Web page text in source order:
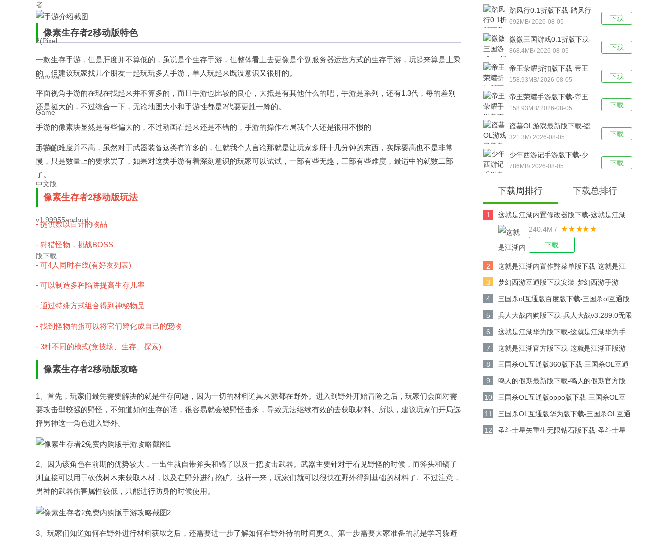
像素生存者2移动版特色
一款生存手游，但是肝度并不算低的，虽说是个生存手游，但整体看上去更像是个副 服务器运营方式的生存手游，玩起来算是上乘
的，但建议玩家找几个朋友一起玩玩多人手游，单人玩起来既没意识又很肝的。
平面视角手游的在现在找起来并不算多的，而且手游也比较的良心，大抵是有其他什么的吧，手游是系列，还有1.3代，每的差别
还是挺大的，不过综合一下，无论地图大小和手游性都是2代要更胜一筹的。
手游的像素块显然是有些偏大的，不过动画看起来还是不错的，手游的操作布局我个人还是很用不惯的
手游的难度并不高，虽然对于武器装备这类有许多的，但就我个人言论那就是让玩家多肝十几分钟的东西，实际要高也不是非常
慢，只是数量上的要求罢了，如果对这类手游有着深刻意识的玩家可以试试，一部有些无趣，三部有些难度，最适中的就数二部
了。
像素生存者2移动版玩法
- 提供数以百计的物品
- 狩猎怪物，挑战BOSS
- 可4人同时在线(有好友列表)
- 可以制造多种陷阱提高生存几率
- 通过特殊方式组合得到神秘物品
- 找到怪物的蛋可以将它们孵化成自己的宠物
- 3种不同的模式(竞技场、生存、探索)
像素生存者2移动版攻略
1、首先，玩家们最先需要解决的就是生存问题，因为一切的材料道具来源都在野外。进入到野外开始冒险之后，玩家们会面对需
要攻击型较强的野怪，不知道如何生存的话，很容易就会被野怪击杀，导致无法继续有效的去获取材料。所以，建议玩家们开局选
择男神这一角色进入野外。
2、因为该角色在前期的优势较大，一出生就自带斧头和镐子以及一把攻击武器。武器主要针对于看见野怪的时候，而斧头和镐子
则直接可以用于砍伐树木来获取木材，以及在野外进行挖矿。这样一来，玩家们就可以很快在野外得到基础的材料了。不过注意，
男神的武器伤害属性较低，只能进行防身的时候使用。
3、玩家们知道如何在野外进行材料获取之后，还需要进一步了解如何在野外待的时间更久。第一步需要大家准备的就是学习躲避
v1.0.0安卓版下载
下载
踏风行0.1折版下载-踏风行
折扣版 v3.0.1安卓版下载
692MB/ 2026-08-05
下载
微微三国游戏0.1折版下载-
微微三国福利版 v1.0安卓
版下载
868.4MB/ 2026-08-05
下载
帝王荣耀折扣版下载-帝王
荣耀满VIP福利版v9.0安卓
版下载
158.93MB/ 2026-08-05
下载
帝王荣耀手游版下载-帝王
荣耀鬼服资源独享版 v9.0
安卓版下载
158.93MB/ 2026-08-05
下载
盗墓OL游戏最新版下载-盗
墓OL官方版 V2.934安卓版
下载
321.3M/ 2026-08-05
下载
少年西游记手游版下载-少
年西游记 v9.5.03安卓版下
786MB/ 2026-08-05
下载周排行 下载总排行
1
这就是江湖内置修改器版下载-这就是江湖
修改版v14.3.0安卓版下载
240.4M /
下载
2
这就是江湖内置作弊菜单版下载-这就是江
湖作弊版v14.3.0安卓版下载
3
梦幻西游互通版下载安装-梦幻西游手游
v1.567.0安卓版下载
4
三国杀ol互通版百度版下载-三国杀ol互通版
百度游戏v3.9.0安卓版下载
5
兵人大战内购版下载-兵人大战v3.289.0无限
金币钻石版下载
6
这就是江湖华为版下载-这就是江湖华为手
机游戏v14.3.0安卓版下载
7
这就是江湖官方版下载-这就是江湖正版游
戏v14.3.0安卓版下载
8
三国杀OL互通版360版下载-三国杀OL互通
版360客户端v3.9.0安卓版下载
9
鸣人的假期最新版下载-鸣人的假期官方版
v1.23安卓版下载
10
三国杀OL互通版oppo版下载-三国杀OL互
通版oppo手机游戏v3.9.0安卓版下载
11
三国杀OL互通版华为版下载-三国杀OL互通
版华为游戏v3.9.0安卓版下载
12
圣斗士星矢重生无限钻石版下载-圣斗士星